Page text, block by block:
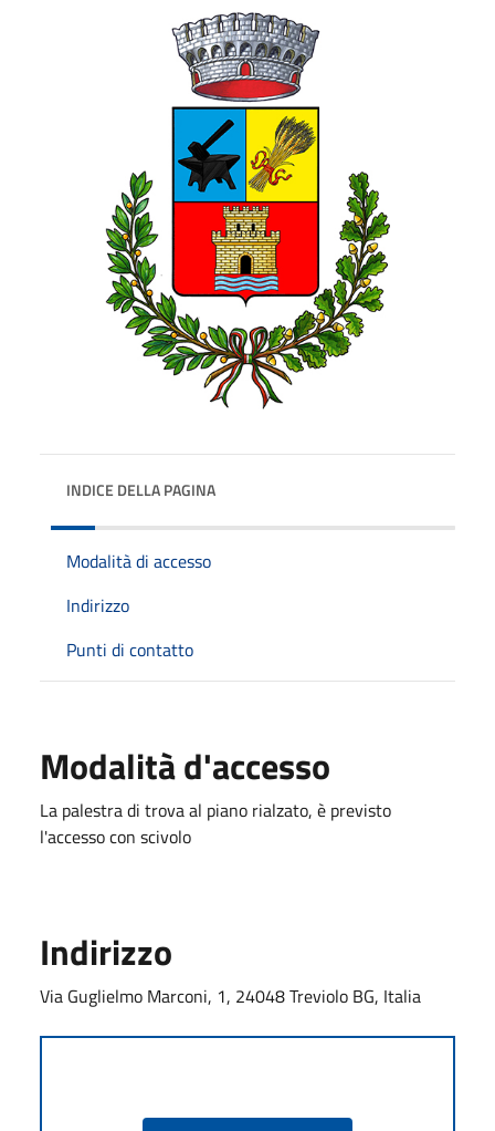
INDICE DELLA PAGINA
Modalità di accesso
Indirizzo
Punti di contatto
Modalità d'accesso
La palestra di trova al piano rialzato, è previsto
l'accesso con scivolo
Indirizzo
Via Guglielmo Marconi, 1, 24048 Treviolo BG, Italia